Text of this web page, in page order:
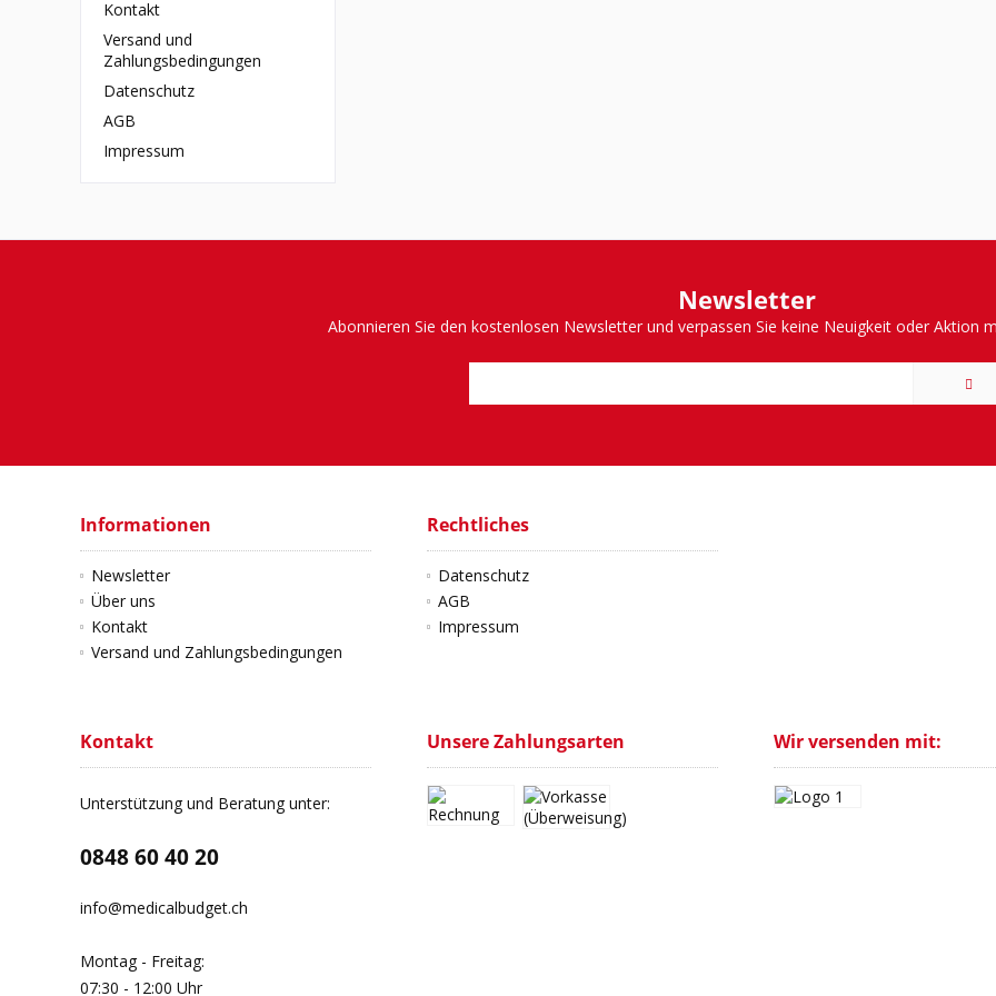
Kontakt
Versand und
Zahlungsbedingungen
Datenschutz
AGB
Impressum
Newsletter
Abonnieren Sie den kostenlosen Newsletter und verpassen Sie keine Neuigkeit oder Aktion
Informationen
Newsletter
Über uns
Kontakt
Versand und Zahlungsbedingungen
Rechtliches
Datenschutz
AGB
Impressum
Kontakt
Unterstützung und Beratung unter:
0848 60 40 20
info@medicalbudget.ch
Montag - Freitag:
07:30 - 12:00 Uhr
Unsere Zahlungsarten Wir versenden mit: